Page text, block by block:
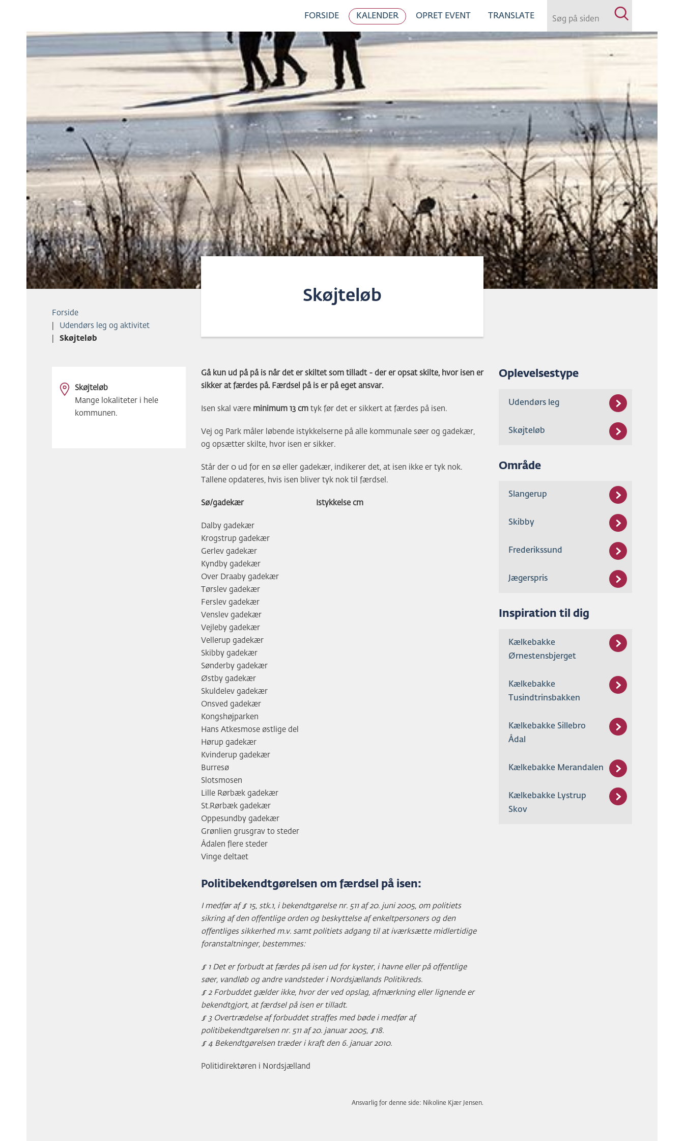
T
L
S
D
H
L
D
FORSIDE KALENDER OPRET EVENT TRANSLATE
Forside
Udendørs leg og aktivitet
Skøjteløb
Skøjteløb
Skøjteløb
Mange lokaliteter i hele
kommunen.
Gå kun ud på på is når det er skiltet som tilladt - der er opsat skilte, hvor isen er
sikker at færdes på. Færdsel på is er på eget ansvar.
Isen skal være minimum 13 cmtyk før det er sikkert at færdes på isen.
Vej og Park måler løbende istykkelserne på alle kommunale søer og gadekær,
og opsætter skilte, hvor isen er sikker.
Står der 0 ud for en sø eller gadekær, indikerer det, at isen ikke er tyk nok.
Tallene opdateres, hvis isen bliver tyk nok til færdsel.
Sø/gadekær Istykkelse cm
Dalby gadekær
Krogstrup gadekær
Gerlev gadekær
Kyndby gadekær
Over Draaby gadekær
Tørslev gadekær
Ferslev gadekær
Venslev gadekær
Vejleby gadekær
Vellerup gadekær
Skibby gadekær
Sønderby gadekær
Østby gadekær
Skuldelev gadekær
Onsved gadekær
Kongshøjparken
Hans Atkesmose østlige del
Hørup gadekær
Kvinderup gadekær
Burresø
Slotsmosen
Lille Rørbæk gadekær
St.Rørbæk gadekær
Oppesundby gadekær
Grønlien grusgrav to steder
Ådalen flere steder
Vinge deltaet
Politibekendtgørelsen om færdsel på isen:
I medfør af § 15, stk.1, i bekendtgørelse nr. 511 af 20. juni 2005, om politiets
sikring af den offentlige orden og beskyttelse af enkeltpersoners og den
offentliges sikkerhed m.v. samt politiets adgang til at iværksætte midlertidige
foranstaltninger, bestemmes:
§ 1 Det er forbudt at færdes på isen ud for kyster, i havne eller på offentlige
søer, vandløb og andre vandsteder i Nordsjællands Politikreds.
§ 2 Forbuddet gælder ikke, hvor der ved opslag, afmærkning eller lignende er
bekendtgjort, at færdsel på isen er tilladt.
§ 3 Overtrædelse af forbuddet straffes med bøde i medfør af
politibekendtgørelsen nr. 511 af 20. januar 2005, §18.
§ 4 Bekendtgørelsen træder i kraft den 6. januar 2010.
Politidirektøren i Nordsjælland
Ansvarlig for denne side: Nikoline Kjær Jensen.
Oplevelsestype
Udendørs leg
Skøjteløb
Område
Slangerup
Skibby
Frederikssund
Jægerspris
Inspiration til dig
Kælkebakke
Ørnestensbjerget
Kælkebakke
Tusindtrinsbakken
Kælkebakke Sillebro
Ådal
Kælkebakke Merandalen
Kælkebakke Lystrup
Skov